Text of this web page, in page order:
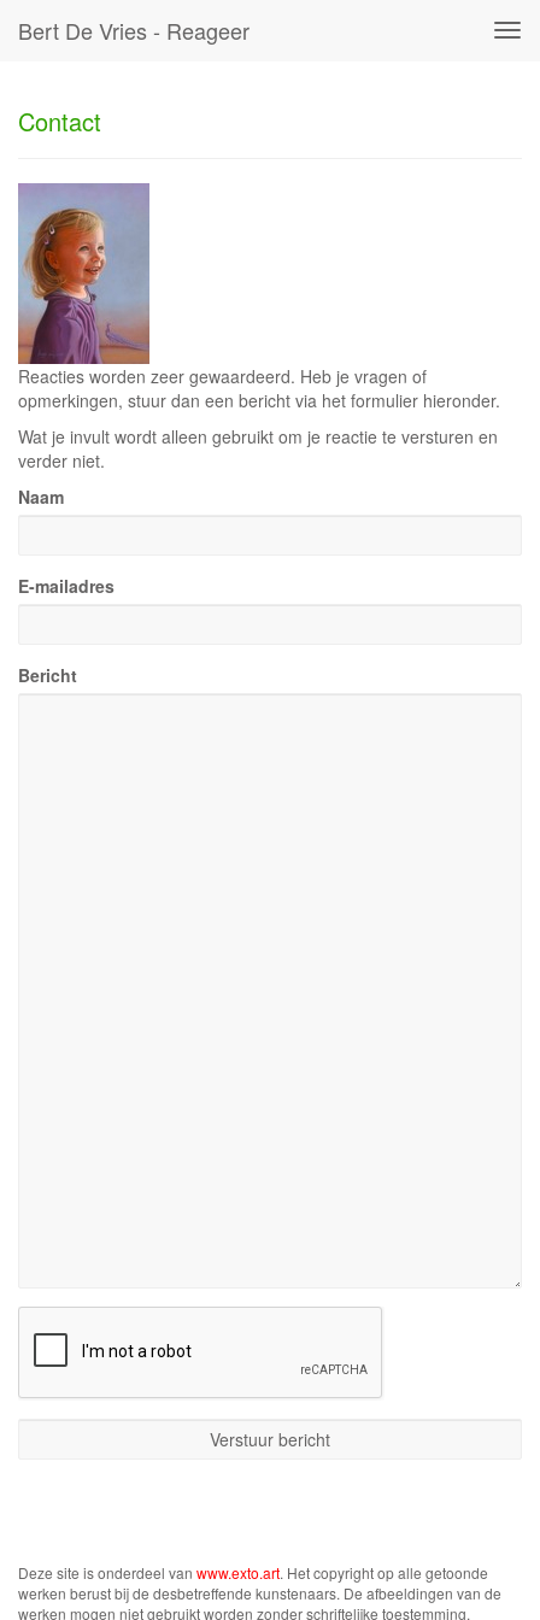
Bert De Vries - Reageer
Contact
Reacties worden zeer gewaardeerd. Heb je vragen of
opmerkingen, stuur dan een bericht via het formulier hieronder.
Wat je invult wordt alleen gebruikt om je reactie te versturen en
verder niet.
Naam
E-mailadres
Bericht
Deze site is onderdeel van www.exto.art. Het copyright op alle getoonde
werken berust bij de desbetreffende kunstenaars. De afbeeldingen van de
werken mogen niet gebruikt worden zonder schriftelijke toestemming.